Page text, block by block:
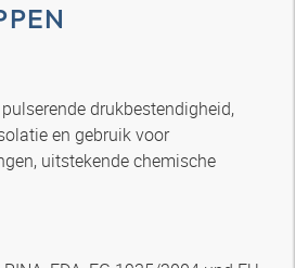
drukbestendigheid,
en gebruik voor
uitstekende chemische